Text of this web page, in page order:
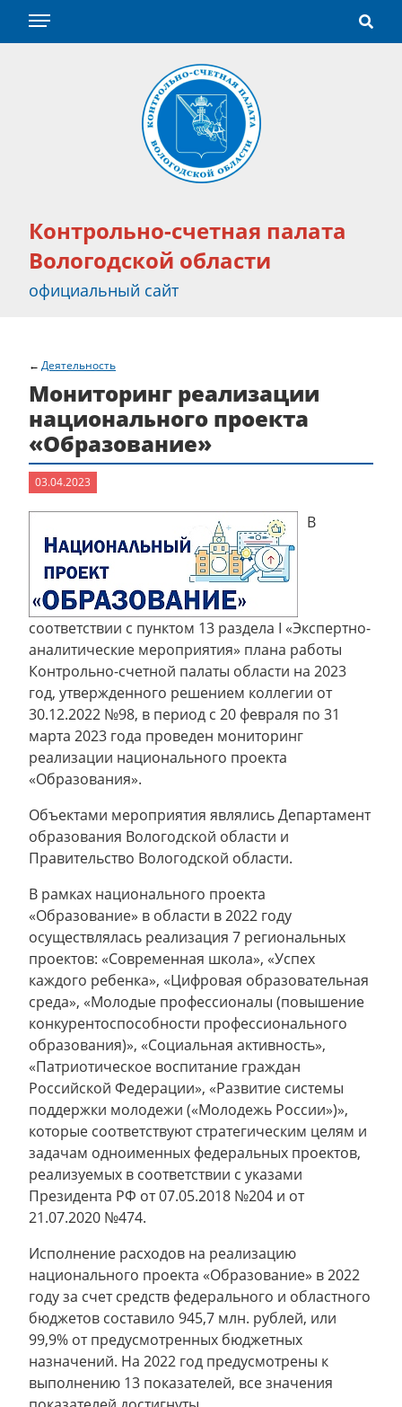
Контрольно-счетная палата
Вологодской области
официальный сайт
Деятельность
Мониторинг реализации
национального проекта
«Образование»
03.04.2023
В
соответствии с пунктом 13 раздела I «Экспертно-
аналитические мероприятия» плана работы
Контрольно-счетной палаты области на 2023
год, утвержденного решением коллегии от
30.12.2022 №98, в период с 20 февраля по 31
марта 2023 года проведен мониторинг
реализации национального проекта
«Образования».
Объектами мероприятия являлись Департамент
образования Вологодской области и
Правительство Вологодской области.
В рамках национального проекта
«Образование» в области в 2022 году
осуществлялась реализация 7 региональных
проектов: «Современная школа», «Успех
каждого ребенка», «Цифровая образовательная
среда», «Молодые профессионалы (повышение
конкурентоспособности профессионального
образования)», «Социальная активность»,
«Патриотическое воспитание граждан
Российской Федерации», «Развитие системы
поддержки молодежи («Молодежь России»)»,
которые соответствуют стратегическим целям и
задачам одноименных федеральных проектов,
реализуемых в соответствии с указами
Президента РФ от 07.05.2018 №204 и от
21.07.2020 №474.
Исполнение расходов на реализацию
национального проекта «Образование» в 2022
году за счет средств федерального и областного
бюджетов составило 945,7 млн. рублей, или
99,9% от предусмотренных бюджетных
назначений. На 2022 год предусмотрены к
выполнению 13 показателей, все значения